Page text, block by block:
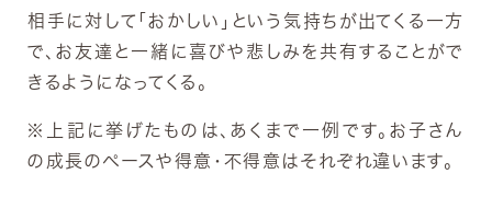
相手に対して「おかしい」という気持ちが出てくる一方
で、お友達と一緒に喜びや悲しみを共有することがで
きるようになってくる。
※上記に挙げたものは、あくまで一例です。お子さん
の成長のペースや得意・不得意はそれぞれ違います。